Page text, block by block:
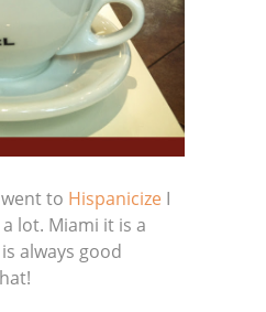
to Hispanicize I
lot. Miami it is a
always good